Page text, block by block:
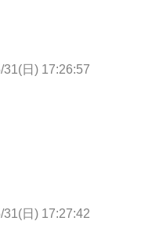
31(日) 17:26:57
31(日) 17:27:42